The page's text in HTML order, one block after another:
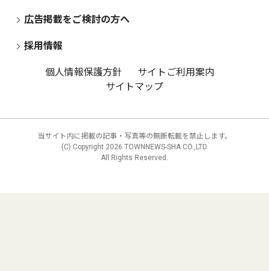
広告掲載をご検討の方へ
採用情報
個人情報保護方針
サイトご利用案内
サイトマップ
当サイト内に掲載の記事・写真等の無断転載を禁止します。
(C) Copyright 2026 TOWNNEWS-SHA CO.,LTD.
All Rights Reserved.